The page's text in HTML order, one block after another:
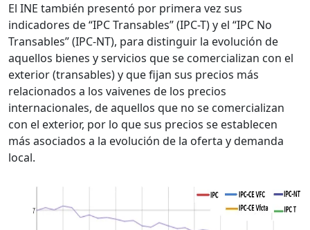
El INE también presentó por primera vez sus
indicadores de “IPC Transables” (IPC-T) y el “IPC No
Transables” (IPC-NT), para distinguir la evolución de
aquellos bienes y servicios que se comercializan con el
exterior (transables) y que fijan sus precios más
relacionados a los vaivenes de los precios
internacionales, de aquellos que no se comercializan
con el exterior, por lo que sus precios se establecen
más asociados a la evolución de la oferta y demanda
local.